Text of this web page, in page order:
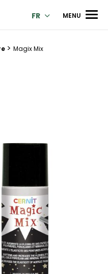
pour des créations
FR MENU
> Magix Mix